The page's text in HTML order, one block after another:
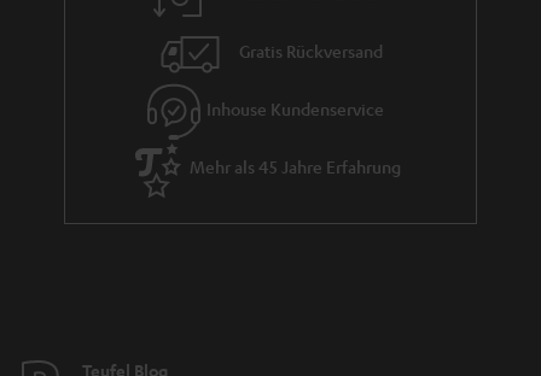
Gratis Rückversand
Inhouse Kundenservice
Mehr als 45 Jahre Erfahrung
Teufel Blog